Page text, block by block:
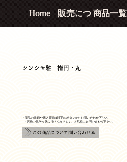
Home 販売につ商品一覧
シンシャ釉 楕円・丸
・商品の詳細や購入希望は以下のボタンからお問い合わせ下さい。
・実物の見学も受け付けております。お気軽にお問い合わせ下さい。